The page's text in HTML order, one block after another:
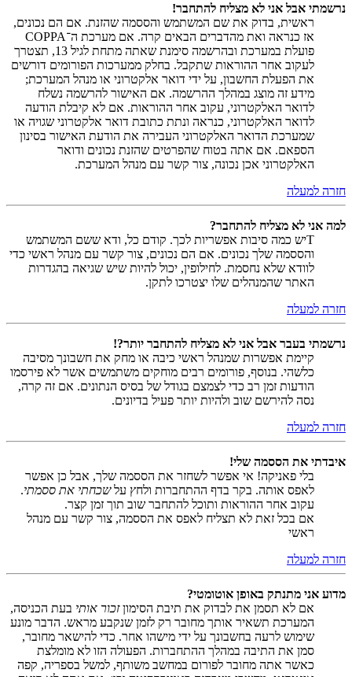
נרשמתי אבל אני לא מצליח להתחבר!
ראשית, בדוק את שם המשתמש והססמה שהזנת. אם הם נכונים,
אז כנראה ואת מהדברים הבאים קרה. אם מערכת ה־COPPA
פועלת במערכת ובהרשמה סימנת שאתה מתחת לגיל 13, תצטרך
לעקוב אחר ההוראות שתקבל. בחלק ממערכות הפורומים דורשים
את הפעלת החשבון, על ידי דואר אלקטרוני או מנהל המערכת;
מידע זה מוצג במהלך ההרשמה. אם האישור להרשמה נשלח
לדואר האלקטרוני, עקוב אחר ההוראות. אם לא קיבלת הודעה
לדואר האלקטרוני, כנראה ונתת כתובת דואר אלקטרוני שגויה או
שמערכת הדואר האלקטרוני העבירה את הודעת האישור בסינון
הספאם. אם אתה בטוח שהפרטים שהזנת נכונים ודואר
האלקטרוני אכן נכונה, צור קשר עם מנהל המערכת.
חזרה למעלה
למה אני לא מצליח להתחבר?
Tיש כמה סיבות אפשריות לכך. קודם כל, ודא ששם המשתמש
והססמה שלך נכונים. אם הם נכונים, צור קשר עם מנהל ראשי כדי
לוודא שלא נחסמת. לחילופין, יכול להיות שיש שגיאה בהגדרות
האתר שהמנהלים שלו יצטרכו לתקן.
חזרה למעלה
נרשמתי בעבר אבל אני לא מצליח להתחבר יותר?!
קיימת אפשרות שמנהל ראשי כיבה או מחק את חשבונך מסיבה
כלשהי. בנוסף, פורומים רבים מוחקים משתמשים אשר לא פירסמו
הודעות זמן רב כדי לצמצם בגודל של בסיס הנתונים. אם זה קרה,
נסה להירשם שוב ולהיות יותר פעיל בדיונים.
חזרה למעלה
איבדתי את הססמה שלי!
בלי פאניקה! אי אפשר לשחזר את הססמה שלך, אבל כן אפשר
לאפס אותה. בקר בדף ההתחברות ולחץ עלשכחתי את ססמתי.
עקוב אחר ההוראות ותוכל להתחבר שוב תוך זמן קצר.
אם בכל זאת לא תצליח לאפס את הססמה, צור קשר עם מנהל
ראשי
חזרה למעלה
מדוע אני מתנתק באופן אוטומטי?
אם לא תסמן את לבדוק את תיבת הסימוןזכור אותי בעת הכניסה,
המערכת תשאיר אותך מחובר רק לזמן שנקבע מראש. הדבר מונע
שימוש לרעה בחשבונך על ידי מישהו אחר. כדי להישאר מחובר,
סמן את התיבה במהלך ההתחברות. הפעולה הזו לא מומלצת
כאשר אתה מחובר לפורום במחשב משותף, למשל בספריה, קפה